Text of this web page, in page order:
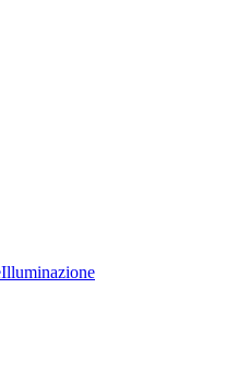
Illuminazione